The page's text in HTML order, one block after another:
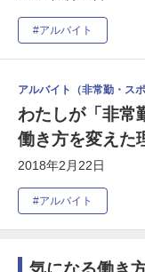
#アルバイト
アルバイト（非常勤・スポ
わたしが「非常
働き方を変えた
2018年2月22日
#アルバイト